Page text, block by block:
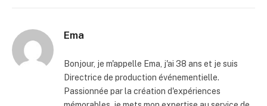
Ema
Bonjour, je m'appelle Ema, j'ai 38 ans et je suis
Directrice de production événementielle.
Passionnée par la création d'expériences